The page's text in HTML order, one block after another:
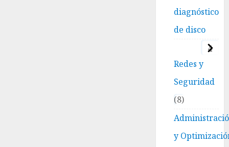
diagnóstico
de disco
4
Redes y
Seguridad
8
y